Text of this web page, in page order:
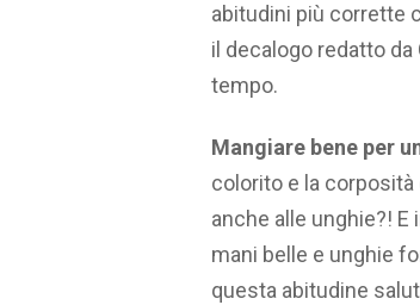
abitudini più corrette
il decalogo redatto
tempo.
Mangiare bene per
colorito e la
anche alle unghie?!
mani belle e unghie
questa abitudine